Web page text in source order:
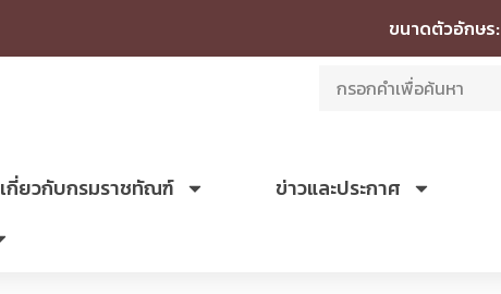
ขนาดตัวอักษร:
เกี่ยวกับกรมราชทัณฑ์ ข่าวและประกาศ